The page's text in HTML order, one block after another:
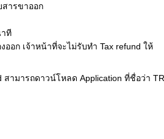
ารขาออก
าที
ออก เจ้าหน้าที่จะไม่รับทำ Tax refund ให้
สามารถดาวน์โหลด Application ที่ชื่อว่า